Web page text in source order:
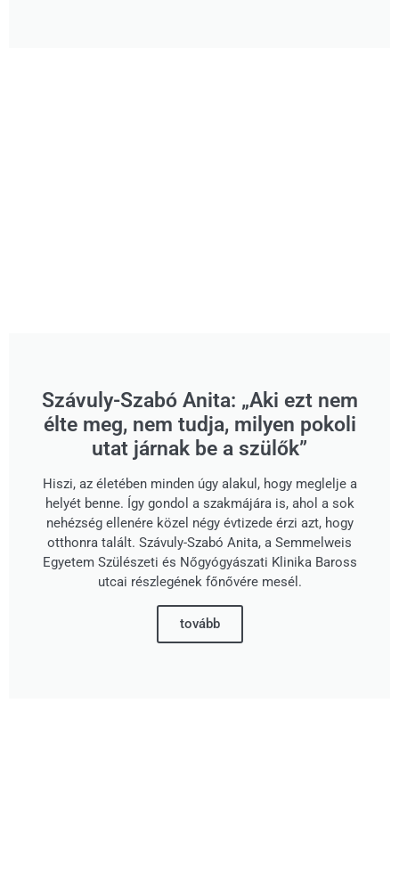
Szávuly-Szabó Anita: „Aki ezt nem
élte meg, nem tudja, milyen pokoli
utat járnak be a szülők”
Hiszi, az életében minden úgy alakul, hogy meglelje a
helyét benne. Így gondol a szakmájára is, ahol a sok
nehézség ellenére közel négy évtizede érzi azt, hogy
otthonra talált. Szávuly-Szabó Anita, a Semmelweis
Egyetem Szülészeti és Nőgyógyászati Klinika Baross
utcai részlegének főnővére mesél.
tovább